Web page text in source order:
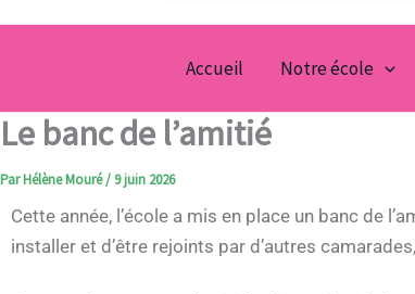
Accueil Notre école
Le banc de l’amitié
ParHélène Mouré/ 9 juin 2026
Cette année, l’école a mis en place un banc de
installer et d’être rejoints par d’autres